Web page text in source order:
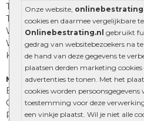
Onze website,
cookies en daarmee vergelijkbare
Onlinebestrating.nl gebruikt
gedrag van websitebezoekers na
de hand van deze gegevens te
plaatsen derden marketing
advertenties te tonen. Met het
cookies worden persoonsgegevens
toestemming voor deze
een vinkje plaatst. Wil je niet alle
Trommelstenen
Tuinstenen
Waalformaat
Wildverband bestrating
Kingstones
Muurelementen
Betonbielzen
Opsluitbanden
Palissades